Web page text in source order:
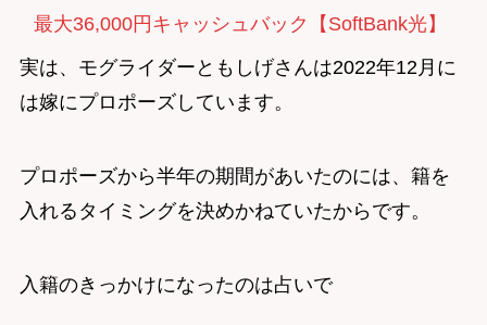
最大36,000円キャッシュバック【SoftBank光】
実は、モグライダーともしげさんは2022年12月に
は嫁にプロポーズしています。
プロポーズから半年の期間があいたのには、籍を
入れるタイミングを決めかねていたからです。
入籍のきっかけになったのは占いで